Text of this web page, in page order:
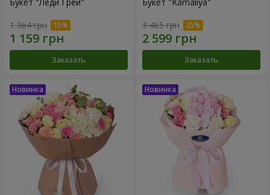
1 364 грн
Заказать
3 465 грн
Заказать